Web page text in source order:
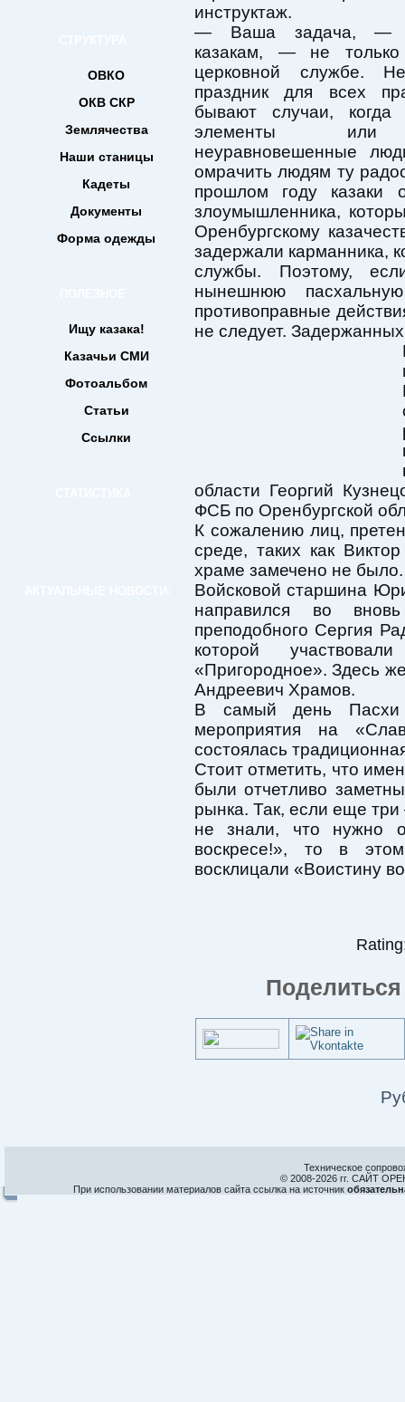
ОВКО
ОКВ СКР
Землячества
Наши станицы
Кадеты
Документы
Форма одежды
Ищу казака!
Казачьи СМИ
Фотоальбом
Статьи
Ссылки
инструктаж.
— Ваша задача, —
казакам, — не
церковной службе.
праздник для всех
бывают случаи, когда
элементы или
неуравновешенные
омрачить людям ту
прошлом году казаки
злоумышленника,
Оренбургскому
задержали карманника,
службы. Поэтому,
нынешнюю
противоправные
не следует.
области Георгий
ФСБ по Оренбургской
К сожалению лиц,
среде, таких как
храме замечено не было.
Войсковой старшина
направился во
преподобного Сергия
которой
«Пригородное». Здесь
Андреевич Храмов.
В самый день Пасхи
мероприятия на
состоялась
Стоит отметить, что
были отчетливо
рынка. Так, если еще
не знали, что нужно
воскресе!», то в
восклицали «Воистину
Техническое
© 2008-2026 гг. САЙТ
При использовании материалов сайта ссылка на источник